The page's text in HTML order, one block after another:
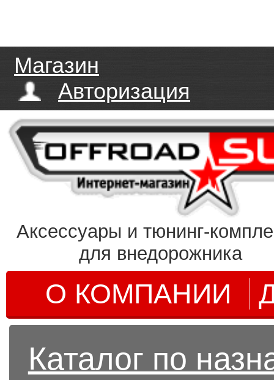
Магазин
Авторизация
Аксессуары и тюнинг-
для внедорожника
О КОМПАНИИ
Каталог по